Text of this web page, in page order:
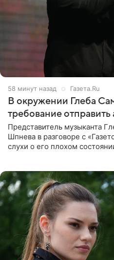
58 минут назад Газета.Ru
В окружении Глеба
требование отправить
Представитель музыканта
Шпнева в разговоре с
слухи о его плохом